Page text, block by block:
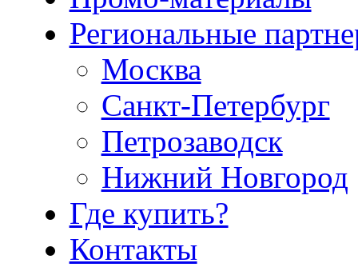
Региональные
Москва
Санкт-Петербург
Петрозаводск
Нижний Новгород
Где купить?
Контакты